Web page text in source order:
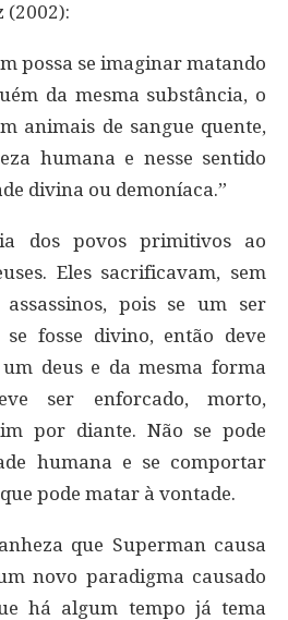
(2002):
possa se imaginar matando
da mesma substância, o
animais de sangue quente,
humana e nesse sentido
divina ou demoníaca.”
dos povos primitivos ao
Eles sacrificavam, sem
pois se um ser
fosse divino, então deve
deus e da mesma forma
ser enforcado, morto,
por diante. Não se pode
humana e se comportar
pode matar à vontade.
que Superman causa
novo paradigma causado
há algum tempo já tema